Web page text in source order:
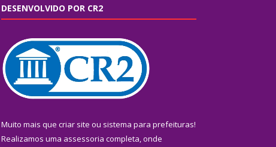
DESENVOLVIDO POR CR2
Muito mais que criar site ou sistema para prefeituras!
Realizamos uma assessoria completa, onde